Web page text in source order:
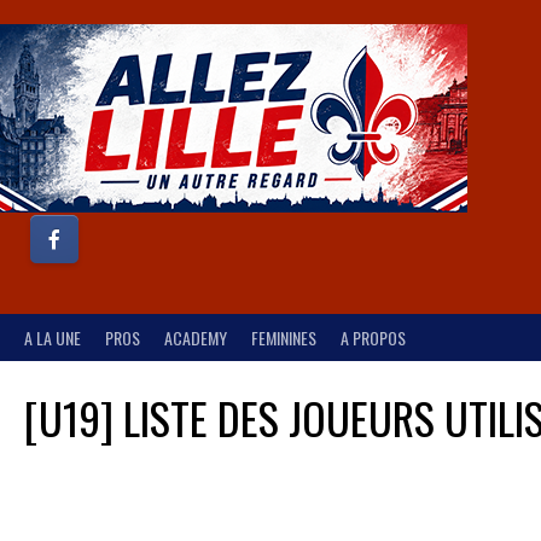
A LA UNE PROS ACADEMY FEMININES A PROPOS
[U19] LISTE DES JOUEURS